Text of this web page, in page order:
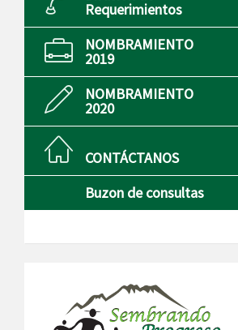
Requerimientos
NOMBRAMIENTO
2019
NOMBRAMIENTO
2020
CONTÁCTANOS
Buzon de consultas